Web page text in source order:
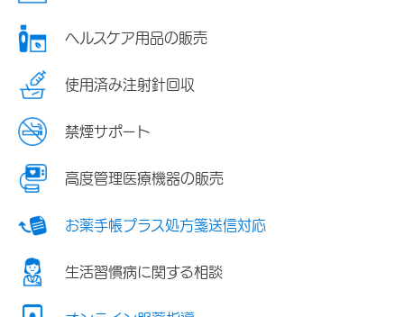
ヘルスケア用品の販売
使用済み注射針回収
禁煙サポート
高度管理医療機器の販売
お薬手帳プラス処方箋送信対応
生活習慣病に関する相談